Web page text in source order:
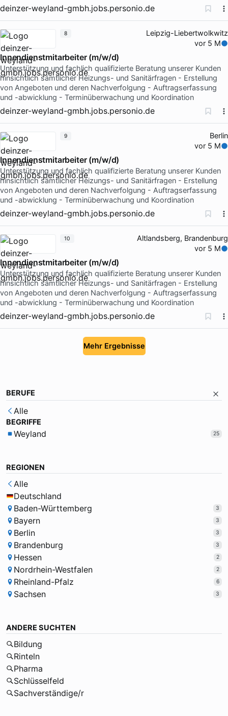
deinzer-weyland-gmbh.jobs.personio.de
Leipzig-Liebertwolkwitz
vor 5 M
Innendienstmitarbeiter (m/w/d)
Unterstützung und fachlich qualifizierte Beratung unserer Kunden
hinsichtlich sämtlicher Heizungs- und Sanitärfragen - Erstellung
von Angeboten und deren Nachverfolgung - Auftragserfassung
und -abwicklung - Terminüberwachung und Koordination
deinzer-weyland-gmbh.jobs.personio.de
8
Berlin
vor 5 M
Innendienstmitarbeiter (m/w/d)
Unterstützung und fachlich qualifizierte Beratung unserer Kunden
hinsichtlich sämtlicher Heizungs- und Sanitärfragen - Erstellung
von Angeboten und deren Nachverfolgung - Auftragserfassung
und -abwicklung - Terminüberwachung und Koordination
deinzer-weyland-gmbh.jobs.personio.de
9
Altlandsberg, Brandenburg
vor 5 M
Innendienstmitarbeiter (m/w/d)
Unterstützung und fachlich qualifizierte Beratung unserer Kunden
hinsichtlich sämtlicher Heizungs- und Sanitärfragen - Erstellung
von Angeboten und deren Nachverfolgung - Auftragserfassung
und -abwicklung - Terminüberwachung und Koordination
deinzer-weyland-gmbh.jobs.personio.de
10
Mehr Ergebnisse
BERUFE
Alle
BEGRIFFE
Weyland 25
REGIONEN
Alle
Deutschland
Baden-Württemberg
3
Bayern 3
Berlin 3
Brandenburg 3
Hessen 2
Nordrhein-Westfalen 2
Rheinland-Pfalz 6
Sachsen 3
ANDERE SUCHTEN
Bildung
Rinteln
Pharma
Schlüsselfeld
Sachverständige/r